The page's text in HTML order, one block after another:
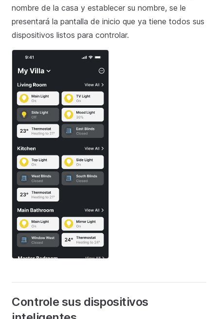
nombre de la casa y establecer su nombre, se le
presentará la pantalla de inicio que ya tiene todos sus
dispositivos listos para controlar.
Controle sus dispositivos